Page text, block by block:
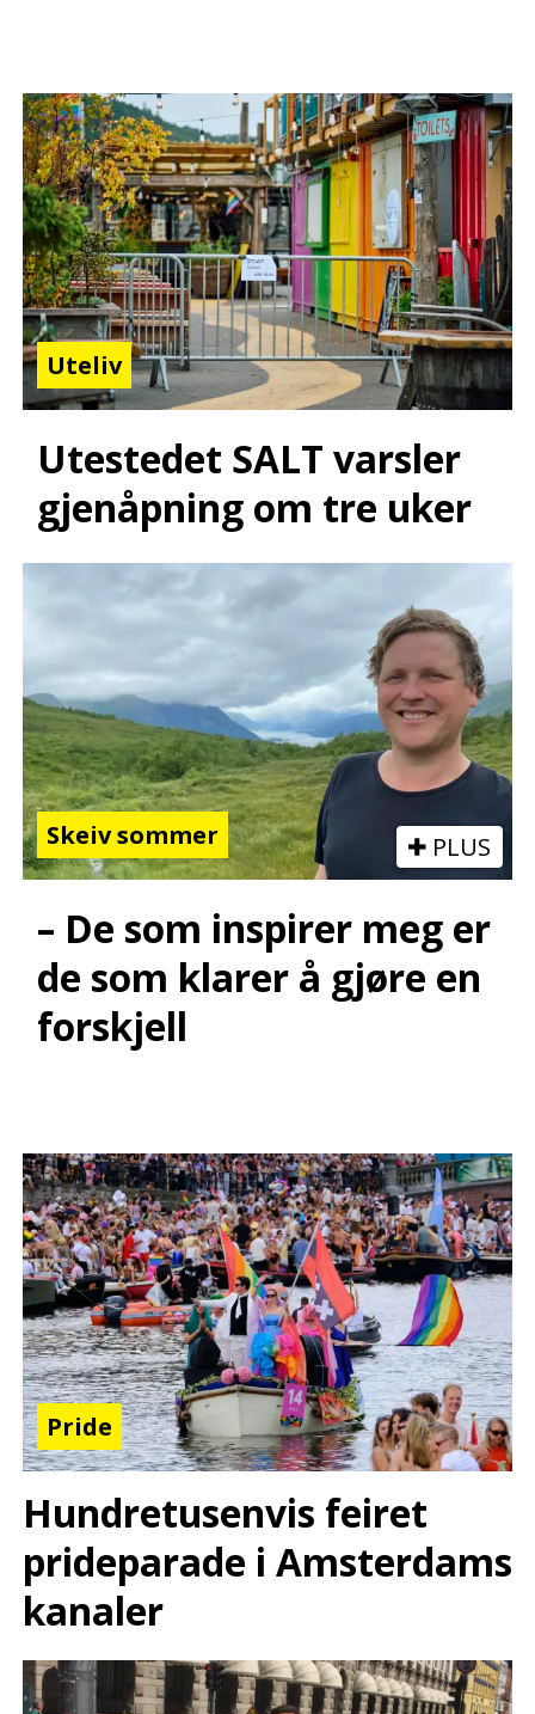
Uteliv
Utestedet SALT varsler
gjenåpning om tre uker
Skeiv sommer PLUS
– De som inspirer meg er
de som klarer å gjøre en
forskjell
Pride
Hundretusenvis feiret
prideparade i Amsterdams
kanaler